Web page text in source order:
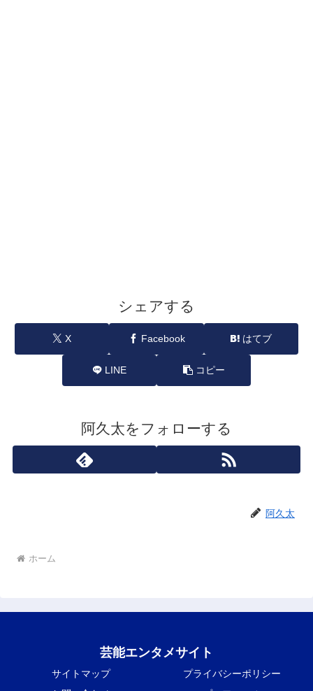
シェアする
X Facebook はてブ
LINE コピー
阿久太をフォローする
阿久太
ホーム
芸能エンタメサイト
サイトマップ
プライバシーポリシー